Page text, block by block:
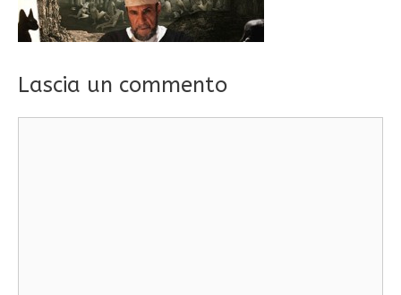
Lascia un commento